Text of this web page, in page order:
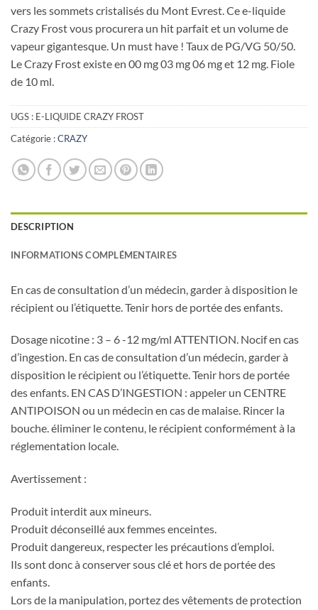
vers les sommets cristalisés du Mont Evrest. Ce e-liquide
Crazy Frost vous procurera un hit parfait et un volume de
vapeur gigantesque. Un must have ! Taux de PG/VG 50/50.
Le Crazy Frost existe en 00 mg 03 mg 06 mg et 12 mg. Fiole
de 10 ml.
UGS : E-LIQUIDE CRAZY FROST
Catégorie :CRAZY
DESCRIPTION
INFORMATIONS COMPLÉMENTAIRES
En cas de consultation d’un médecin, garder à disposition le
récipient ou l’étiquette. Tenir hors de portée des enfants.
Dosage nicotine : 3 – 6 -12 mg/ml ATTENTION. Nocif en cas
d’ingestion. En cas de consultation d’un médecin, garder à
disposition le récipient ou l’étiquette. Tenir hors de portée
des enfants. EN CAS D’INGESTION : appeler un CENTRE
ANTIPOISON ou un médecin en cas de malaise. Rincer la
bouche. éliminer le contenu, le récipient conformément à la
réglementation locale.
Avertissement :
Produit interdit aux mineurs.
Produit déconseillé aux femmes enceintes.
Produit dangereux, respecter les précautions d’emploi.
Ils sont donc à conserver sous clé et hors de portée des
enfants.
Lors de la manipulation, portez des vêtements de protection